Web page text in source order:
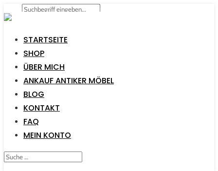
STARTSEITE
SHOP
ÜBER MICH
ANKAUF ANTIKER MÖBEL
BLOG
KONTAKT
FAQ
MEIN KONTO